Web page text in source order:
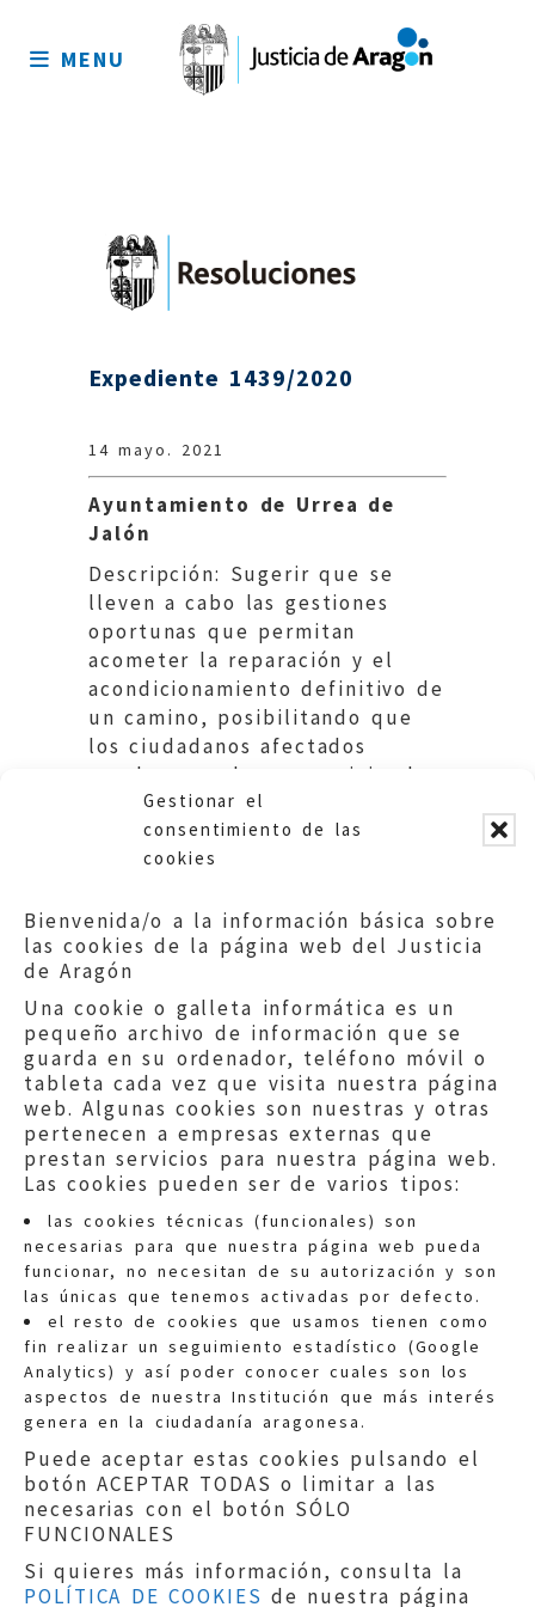
Gestionar el
consentimiento de las
cookies
Bienvenida/o a la información básica sobre
las cookies de la página web del Justicia
de Aragón
Una cookie o galleta informática es un
pequeño archivo de información que se
guarda en su ordenador, teléfono móvil o
tableta cada vez que visita nuestra página
web. Algunas cookies son nuestras y otras
pertenecen a empresas externas que
prestan servicios para nuestra página web.
Las cookies pueden ser de varios tipos:
las cookies técnicas (funcionales) son
necesarias para que nuestra página web pueda
funcionar, no necesitan de su autorización y son
las únicas que tenemos activadas por defecto.
el resto de cookies que usamos tienen como
fin realizar un seguimiento estadístico (Google
Analytics) y así poder conocer cuales son los
aspectos de nuestra Institución que más interés
genera en la ciudadanía aragonesa.
Puede aceptar estas cookies pulsando el
botón ACEPTAR TODAS o limitar a las
necesarias con el botón SÓLO
FUNCIONALES
Si quieres más información, consulta la
POLÍTICA DE COOKIES de nuestra página
sitio
MENU
Expediente 1439/2020
14 mayo. 2021
Ayuntamiento de Urrea de
Jalón
Descripción: Sugerir que se
lleven a cabo las gestiones
oportunas que permitan
acometer la reparación y el
acondicionamiento definitivo de
un camino, posibilitando que
los ciudadanos afectados
puedan acceder a sus viviendas
con la debida seguridad.
Quejas:quejas@eljusticiadearagon.es
Información general:
informacion@eljusticiadearagon.es
Teléfonos:900 210 210/